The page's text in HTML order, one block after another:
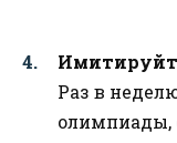
Раз в
олимпиады,